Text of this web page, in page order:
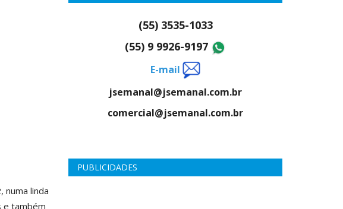
numa linda
e também
(55) 3535-1033
(55) 9 9926-9197
E-mail
jsemanal@jsemanal.com.br
comercial@jsemanal.com.br
PUBLICIDADES